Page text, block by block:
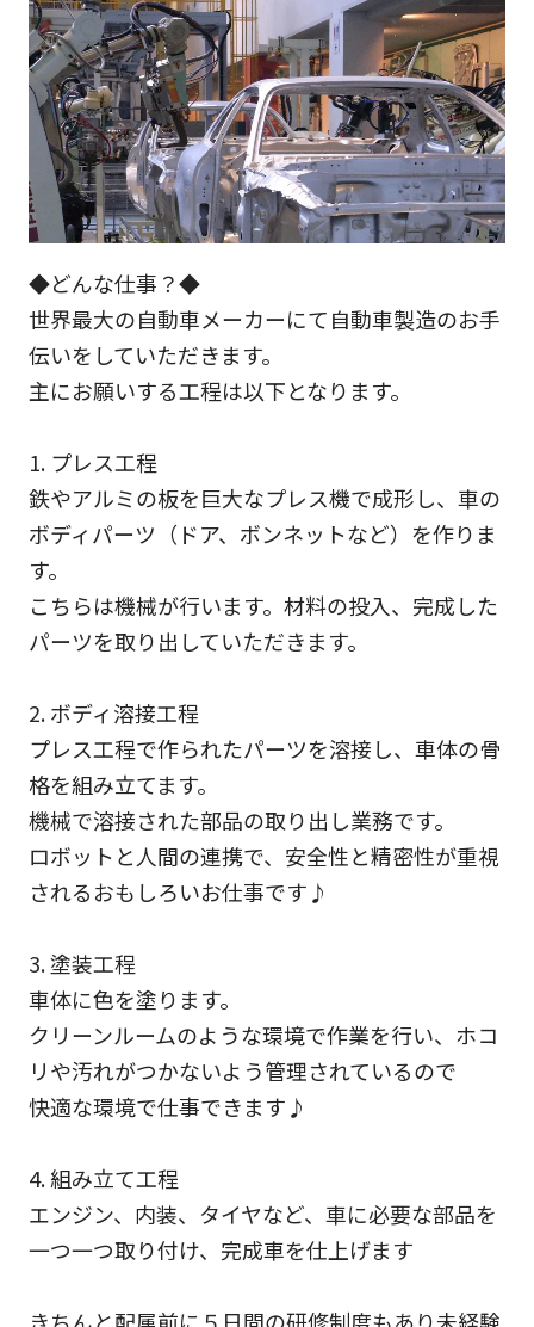
◆どんな仕事？◆
世界最大の自動車メーカーにて自動車製造のお手
伝いをしていただきます。
主にお願いする工程は以下となります。
1. プレス工程
鉄やアルミの板を巨大なプレス機で成形し、車の
ボディパーツ（ドア、ボンネットなど）を作りま
す。
こちらは機械が行います。材料の投入、完成した
パーツを取り出していただきます。
2. ボディ溶接工程
プレス工程で作られたパーツを溶接し、車体の骨
格を組み立てます。
機械で溶接された部品の取り出し業務です。
ロボットと人間の連携で、安全性と精密性が重視
されるおもしろいお仕事です♪
3. 塗装工程
車体に色を塗ります。
クリーンルームのような環境で作業を行い、ホコ
リや汚れがつかないよう管理されているので
快適な環境で仕事できます♪
4. 組み立て工程
エンジン、内装、タイヤなど、車に必要な部品を
一つ一つ取り付け、完成車を仕上げます
きちんと配属前に５日間の研修制度もあり未経験